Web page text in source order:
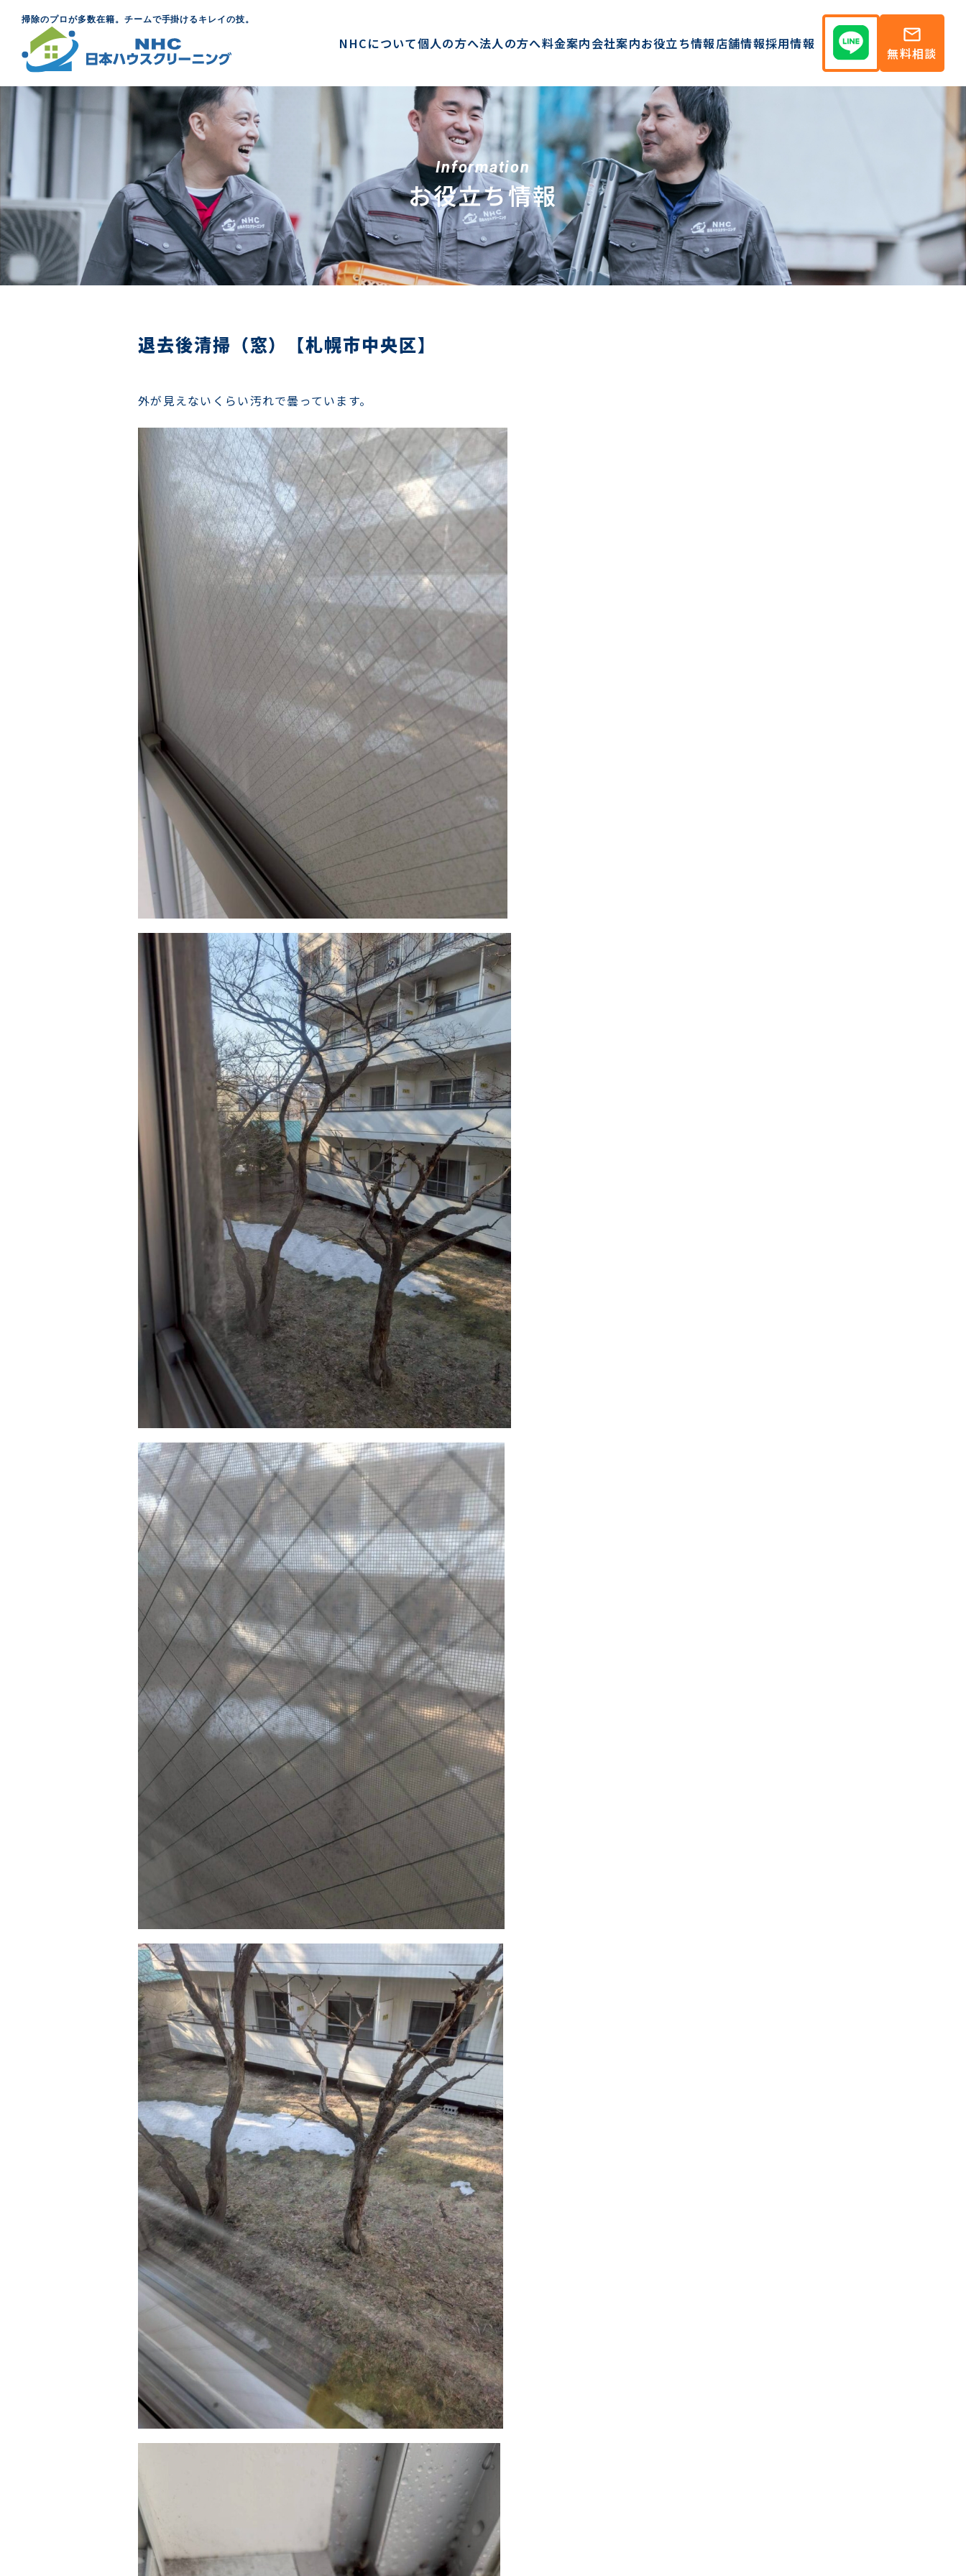
掃除のプロが多数在籍。チームで手掛けるキレイの技。
NHCについて個人の方へ法人の方へ料金案内会社案内お役立ち情報店舗情報採用情報 mail
無料相談
Information
お役立ち情報
退去後清掃（窓）【札幌市中央区】
外が見えないくらい汚れで曇っています。